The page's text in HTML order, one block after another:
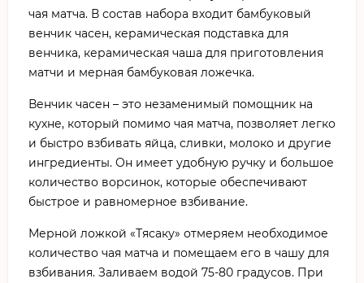
чая матча. В состав набора входит бамбуковый
венчик часен, керамическая подставка для
венчика, керамическая чаша для приготовления
матчи и мерная бамбуковая ложечка.
Венчик часен – это незаменимый помощник на
кухне, который помимо чая матча, позволяет легко
и быстро взбивать яйца, сливки, молоко и другие
ингредиенты. Он имеет удобную ручку и большое
количество ворсинок, которые обеспечивают
быстрое и равномерное взбивание.
Мерной ложкой «Тясаку» отмеряем необходимое
количество чая матча и помещаем его в чашу для
взбивания. Заливаем водой 75-80 градусов. При